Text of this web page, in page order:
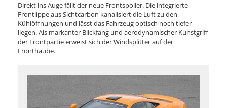
Direkt ins Auge fällt der neue Frontspoiler. Die integrierte
Frontlippe aus Sichtcarbon kanalisiert die Luft zu den
Kühlöffnungen und lässt das Fahrzeug optisch noch tiefer
liegen. Als markanter Blickfang und aerodynamischer Kunstgriff
der Frontpartie erweist sich der Windsplitter auf der
Fronthaube.